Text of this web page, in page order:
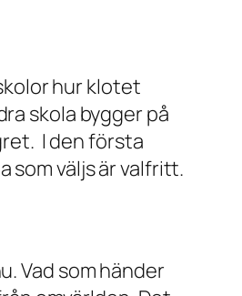
hur klotet
skola bygger på
I den första
som väljs är valfritt.
Vad som händer